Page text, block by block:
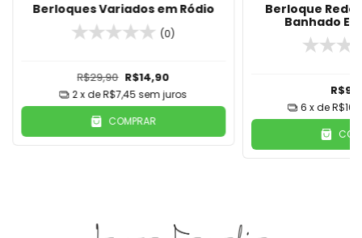
Berloques Variados em Ródio
(0)
R$29,90 R$14,90
2 x deR$7,45 sem juros
COMPRAR
Berloque
Banhado
6 x de